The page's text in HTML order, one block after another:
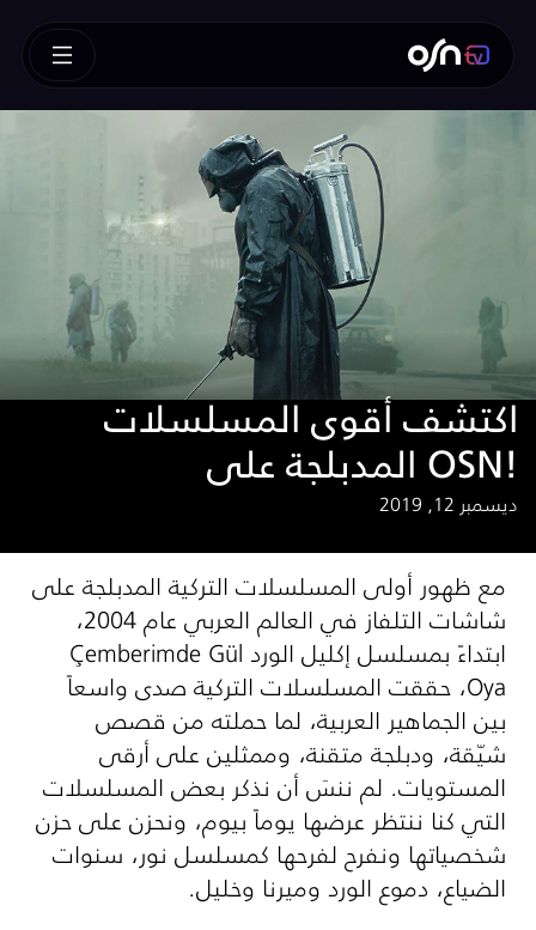
اكتشف أقوى المسلسلات
المدبلجة على OSN!
ديسمبر 12, 2019
مع ظهور أولى المسلسلات التركية المدبلجة على
شاشات التلفاز في العالم العربي عام 2004،
ابتداءً بمسلسل إكليل الوردÇemberimde Gül
Oya، حققت المسلسلات التركية صدى واسعاً
بين الجماهير العربية، لما حملته من قصص
شيّقة، ودبلجة متقنة، وممثلين على أرقى
المستويات. لم ننسَ أن نذكر بعض المسلسلات
التي كنا ننتظر عرضها يوماً بيوم، ونحزن على حزن
شخصياتها ونفرح لفرحها كمسلسل نور، سنوات
الضياع، دموع الورد وميرنا وخليل.